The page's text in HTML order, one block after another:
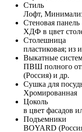
Стиль
Лофт,
Стеновая панель
ХДФ в цвет
Столешница
пластиковая; из
Выкатные
ПВШ полного
(Россия) и др.
Сушка для
Хромированная
Цоколь
в цвет фасадов
Подъемники
BOYARD